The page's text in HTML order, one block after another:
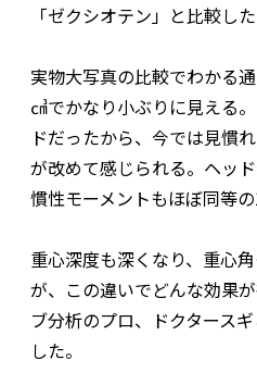
「ゼクシオテン」と比較した
実物大写真の比較でわかる
㎤でかなり小ぶりに見える
ドだったから、今では見慣
が改めて感じられる。ヘッ
慣性モーメントもほぼ同等の
重心深度も深くなり、重心
が、この違いでどんな効果
ブ分析のプロ、ドクタース
した。